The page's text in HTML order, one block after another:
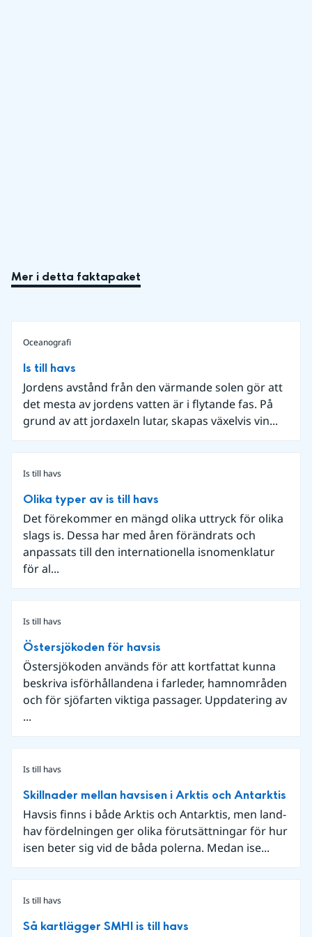
Mer i detta faktapaket
Oceanografi
Is till havs
Jordens avstånd från den värmande solen gör att
det mesta av jordens vatten är i flytande fas. På
grund av att jordaxeln lutar, skapas växelvis vin...
Is till havs
Olika typer av is till havs
Det förekommer en mängd olika uttryck för olika
slags is. Dessa har med åren förändrats och
anpassats till den internationella isnomenklatur
för al...
Is till havs
Östersjökoden för havsis
Östersjökoden används för att kortfattat kunna
beskriva isförhållandena i farleder, hamnområden
och för sjöfarten viktiga passager. Uppdatering av
...
Is till havs
Skillnader mellan havsisen i Arktis och Antarktis
Havsis finns i både Arktis och Antarktis, men land-
hav fördelningen ger olika förutsättningar för hur
isen beter sig vid de båda polerna. Medan ise...
Is till havs
Så kartlägger SMHI is till havs